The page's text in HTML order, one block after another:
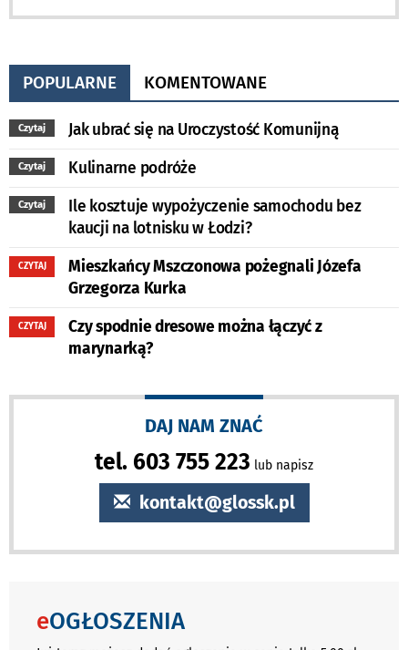
POPULARNE KOMENTOWANE
Czytaj Jak ubrać się na Uroczystość Komunijną
Czytaj Kulinarne podróże
Czytaj
Ile kosztuje wypożyczenie samochodu bez
kaucji na lotnisku w Łodzi?
CZYTAJ
Mieszkańcy Mszczonowa pożegnali Józefa
Grzegorza Kurka
CZYTAJ
Czy spodnie dresowe można łączyć z
marynarką?
DAJ NAM ZNAĆ
tel. 603 755 223 lub napisz
kontakt@glossk.pl
eOGŁOSZENIA